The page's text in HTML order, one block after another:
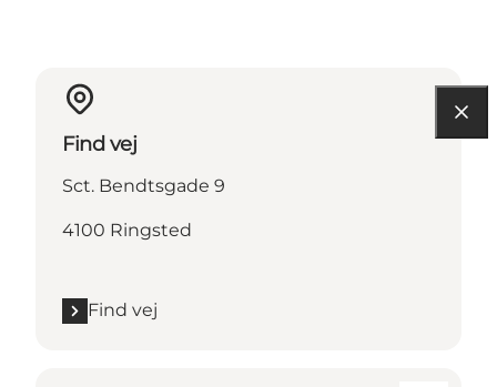
Find vej
Sct. Bendtsgade 9
4100 Ringsted
Find vej